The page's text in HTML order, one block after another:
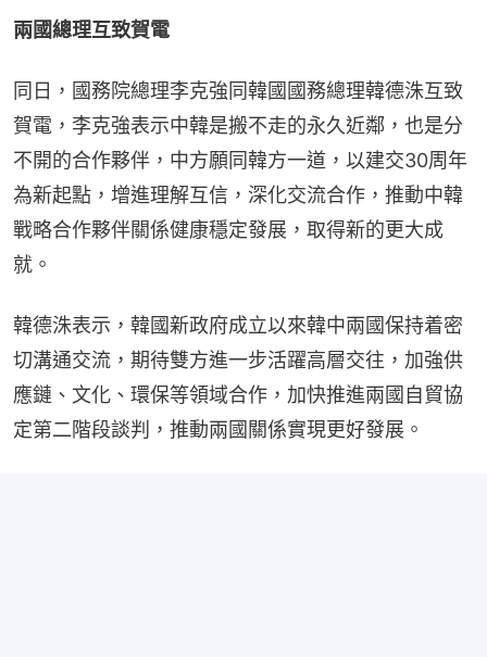
兩國總理互致賀電
同日，國務院總理李克強同韓國國務總理韓德洙互致
賀電，李克強表示中韓是搬不走的永久近鄰，也是分
不開的合作夥伴，中方願同韓方一道，以建交30周年
為新起點，增進理解互信，深化交流合作，推動中韓
戰略合作夥伴關係健康穩定發展，取得新的更大成
就。
韓德洙表示，韓國新政府成立以來韓中兩國保持着密
切溝通交流，期待雙方進一步活躍高層交往，加強供
應鏈、文化、環保等領域合作，加快推進兩國自貿協
定第二階段談判，推動兩國關係實現更好發展。